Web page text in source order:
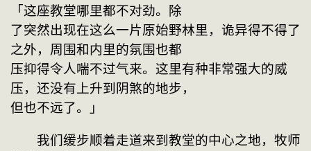
「这座教堂哪里都不对劲。除
了突然出现在这么一片原始野林里，诡异得不得了
之外，周围和内里的氛围也都
压抑得令人喘不过气来。这里有种非常强大的威
压，还没有上升到阴煞的地步，
但也不远了。」
我们缓步顺着走道来到教堂的中心之地，牧师